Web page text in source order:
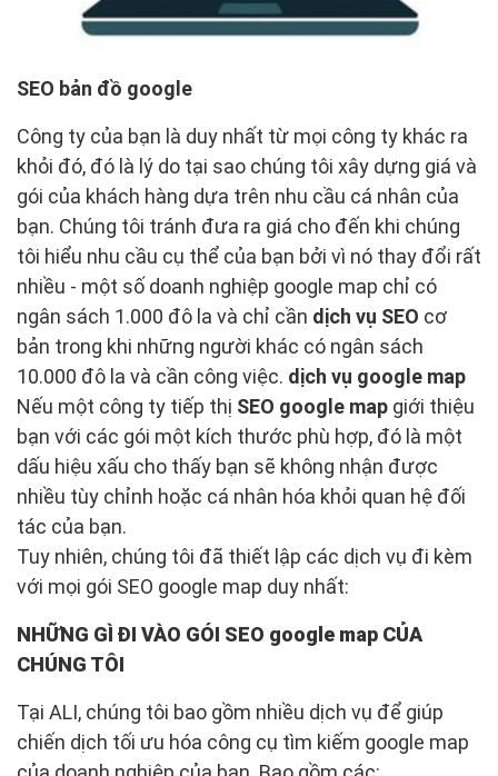
SEO bản đồ google
Công ty của bạn là duy nhất từ ​​mọi công ty khác ra
khỏi đó, đó là lý do tại sao chúng tôi xây dựng giá và
gói của khách hàng dựa trên nhu cầu cá nhân của
bạn. Chúng tôi tránh đưa ra giá cho đến khi chúng
tôi hiểu nhu cầu cụ thể của bạn bởi vì nó thay đổi rất
nhiều - một số doanh nghiệp google map chỉ có
ngân sách 1.000 đô la và chỉ cần dịch vụ SEO cơ
bản trong khi những người khác có ngân sách
10.000 đô la và cần công việc. dịch vụ google map
Nếu một công ty tiếp thị SEO google map giới thiệu
bạn với các gói một kích thước phù hợp, đó là một
dấu hiệu xấu cho thấy bạn sẽ không nhận được
nhiều tùy chỉnh hoặc cá nhân hóa khỏi quan hệ đối
tác của bạn.
Tuy nhiên, chúng tôi đã thiết lập các dịch vụ đi kèm
với mọi gói SEO google map duy nhất:
NHỮNG GÌ ĐI VÀO GÓI SEO google map CỦA
CHÚNG TÔI
Tại ALI, chúng tôi bao gồm nhiều dịch vụ để giúp
chiến dịch tối ưu hóa công cụ tìm kiếm google map